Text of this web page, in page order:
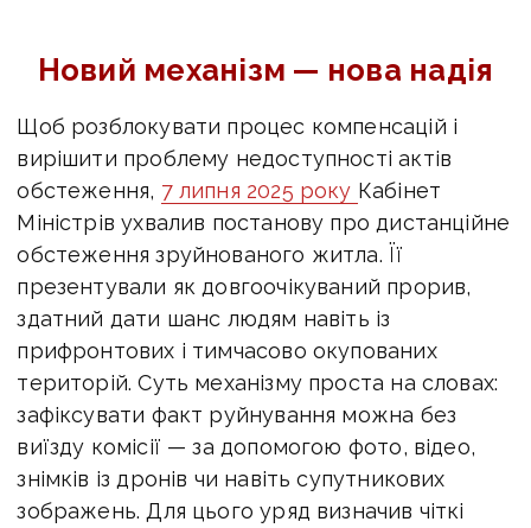
Новий механізм — нова надія
Щоб розблокувати процес компенсацій і
вирішити проблему недоступності актів
обстеження, 7 липня 2025 року Кабінет
Міністрів ухвалив постанову про дистанційне
обстеження зруйнованого житла. Її
презентували як довгоочікуваний прорив,
здатний дати шанс людям навіть із
прифронтових і тимчасово окупованих
територій.Суть механізму проста на словах:
зафіксувати факт руйнування можна без
виїзду комісії — за допомогою фото, відео,
знімків із дронів чи навіть супутникових
зображень. Для цього уряд визначив чіткі